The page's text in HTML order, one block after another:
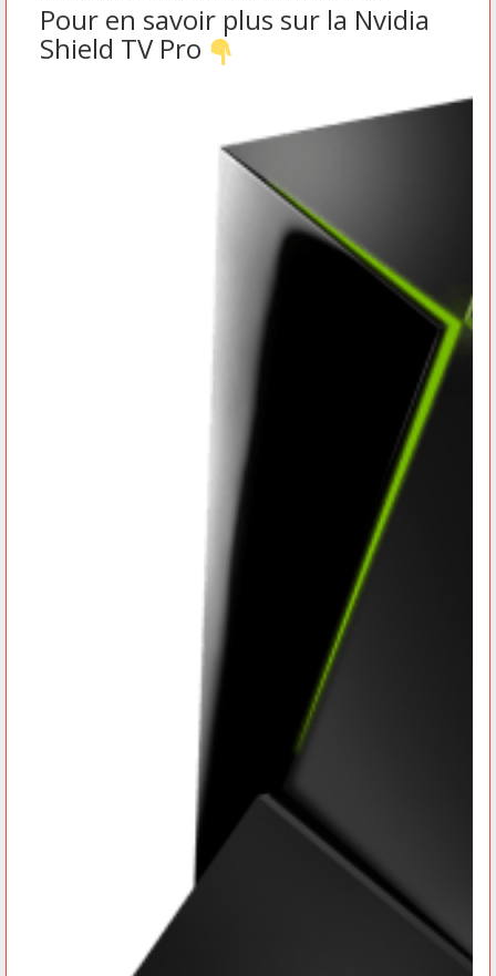
Pour en savoir plus sur la Nvidia
Shield TV Pro